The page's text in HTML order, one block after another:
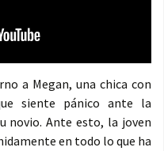
a Megan, una chica con
siente pánico ante la
novio. Ante esto, la joven
en todo lo que ha